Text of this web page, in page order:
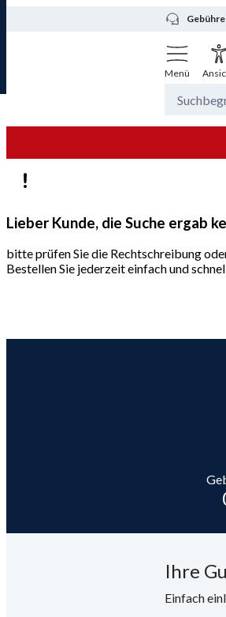
Menü
Lieber Kunde, die Suche ergab
bitte prüfen Sie die Rechtschreibung
Bestellen Sie jederzeit einfach und
Ihre
Einfach